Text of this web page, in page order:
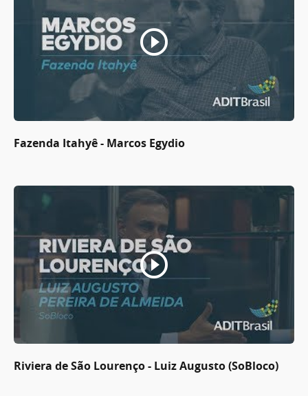
Fazenda Itahyê - Marcos Egydio
Riviera de São Lourenço - Luiz Augusto (SoBloco)